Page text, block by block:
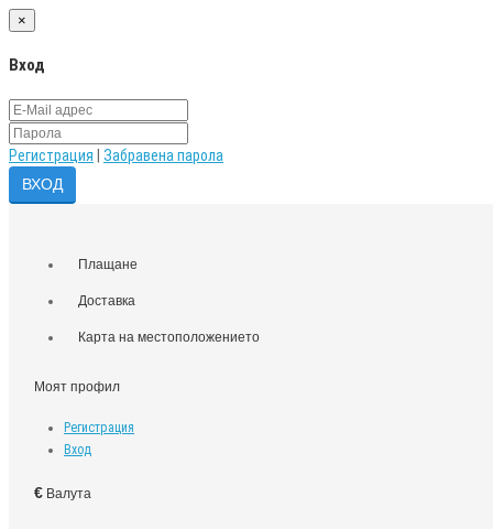
×
Вход
Регистрация Забравена парола
Плащане
Доставка
Карта на местоположението
Моят профил
Регистрация
Вход
€ Валута